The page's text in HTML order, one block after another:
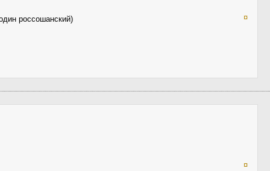
россошанский) ¤
¤